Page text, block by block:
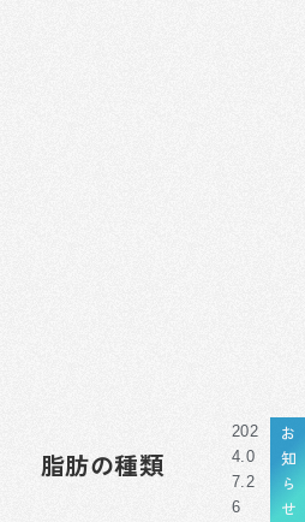
脂肪の種類
202
4.0
7.2
6
お
知
ら
せ